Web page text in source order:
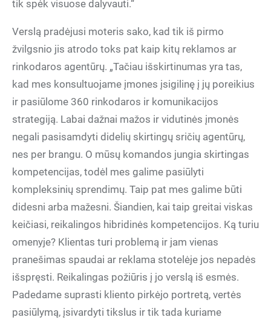
tik spėk visuose dalyvauti.“
Verslą pradėjusi moteris sako, kad tik iš pirmo
žvilgsnio jis atrodo toks pat kaip kitų reklamos ar
rinkodaros agentūrų. „Tačiau išskirtinumas yra tas,
kad mes konsultuojame įmones įsigilinę į jų poreikius
ir pasiūlome 360 rinkodaros ir komunikacijos
strategiją. Labai dažnai mažos ir vidutinės įmonės
negali pasisamdyti didelių skirtingų sričių agentūrų,
nes per brangu. O mūsų komandos jungia skirtingas
kompetencijas, todėl mes galime pasiūlyti
kompleksinių sprendimų. Taip pat mes galime būti
didesni arba mažesni. Šiandien, kai taip greitai viskas
keičiasi, reikalingos hibridinės kompetencijos. Ką turiu
omenyje? Klientas turi problemą ir jam vienas
pranešimas spaudai ar reklama stotelėje jos nepadės
išspręsti. Reikalingas požiūris į jo verslą iš esmės.
Padedame suprasti kliento pirkėjo portretą, vertės
pasiūlymą, įsivardyti tikslus ir tik tada kuriame